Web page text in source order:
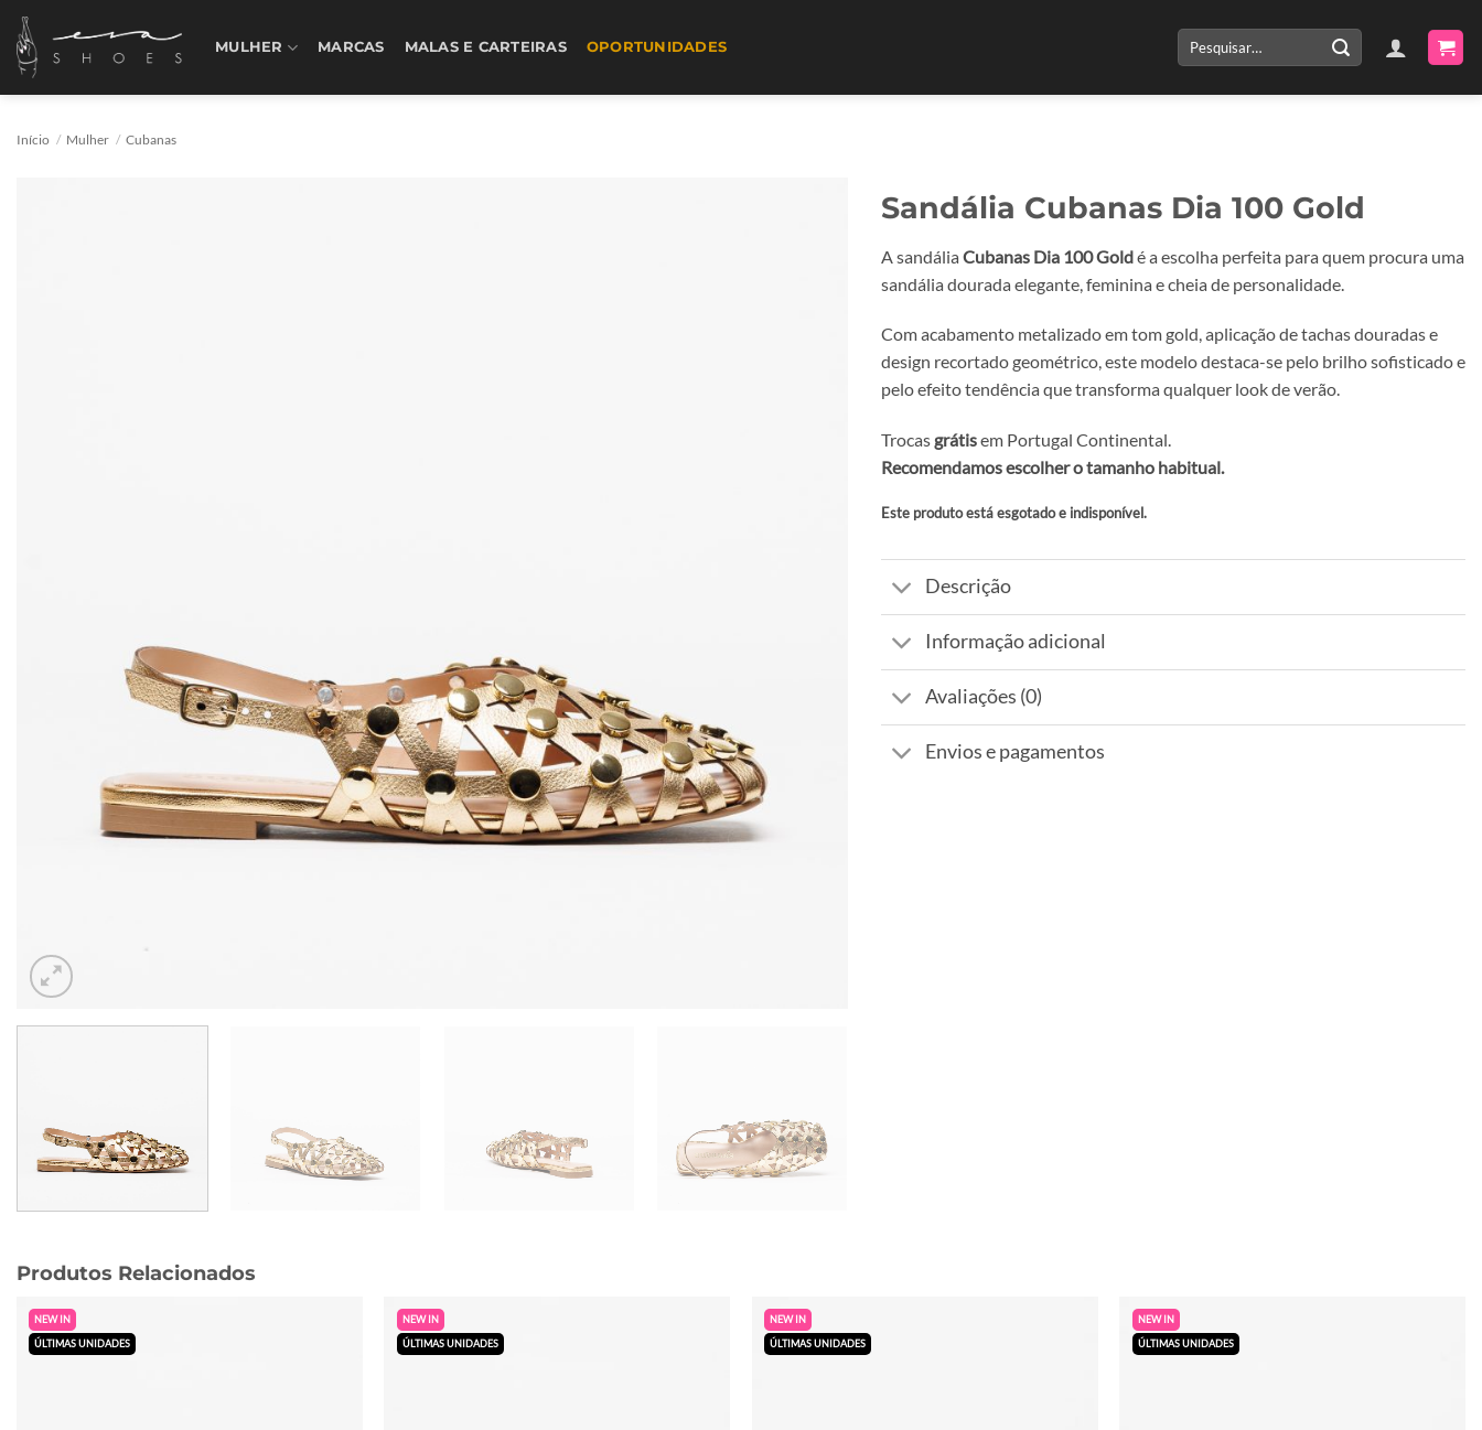
Skip
content
MULHER MARCAS MALAS E CARTEIRAS OPORTUNIDADES
Pesquisar
por:
Início / Mulher / Cubanas
Sandália Cubanas Dia 100 Gold
A sandália Cubanas Dia 100 Goldé a escolha perfeita para quem procura uma
sandália dourada elegante, feminina e cheia de personalidade.
Com acabamento metalizado em tom gold, aplicação de tachas douradas e
design recortado geométrico, este modelo destaca-se pelo brilho sofisticado e
pelo efeito tendência que transforma qualquer look de verão.
Trocas grátisem Portugal Continental.
Recomendamos escolher o tamanho habitual.
Este produto está esgotado e indisponível.
Alternative:
Descrição
Informação adicional
Avaliações (0)
Envios e pagamentos
Produtos Relacionados
NEW IN
ÚLTIMAS UNIDADES
NEW IN
ÚLTIMAS UNIDADES
NEW IN
ÚLTIMAS UNIDADES
NEW IN
ÚLTIMAS UNIDADES